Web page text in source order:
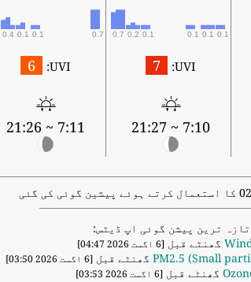
0.1
0.1
0.1
0.1
0.2
0.7
0.7
0.1
0.1
0.4
UVI:
7
7:10 ~ 21:27
UVI:
6
7:11 ~ 21:26
تازہ ترین پیشن گوئی اپ ڈیٹس:
[6 اگست 2026 04:47]
PM2.5 (Small [6 اگست 2026 03:50]
[6 اگست 2026 03:53]